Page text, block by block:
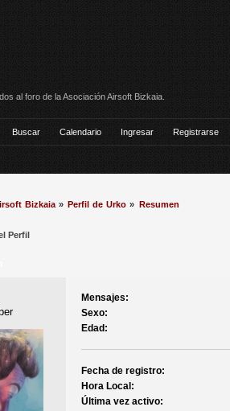
al foro de la Asociación Airsoft Bizkaia.
Buscar Calendario Ingresar Registrarse
Bizkaia » Perfil de Urko» Resumen
Perfil
Mensajes:
Sexo:
Edad:
Fecha de registro:
Hora Local:
Última vez activo: